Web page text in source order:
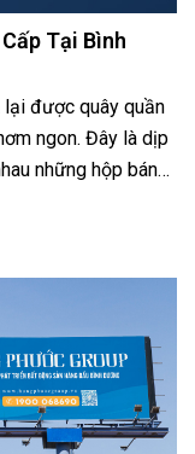
Tại Bình
lại được quây quần
ngon. Đây là dịp
những hộp bánh
chất lượng thì
bảo chất lượng cho
An Thịnh ra đời,
đặt in hộp bánh.